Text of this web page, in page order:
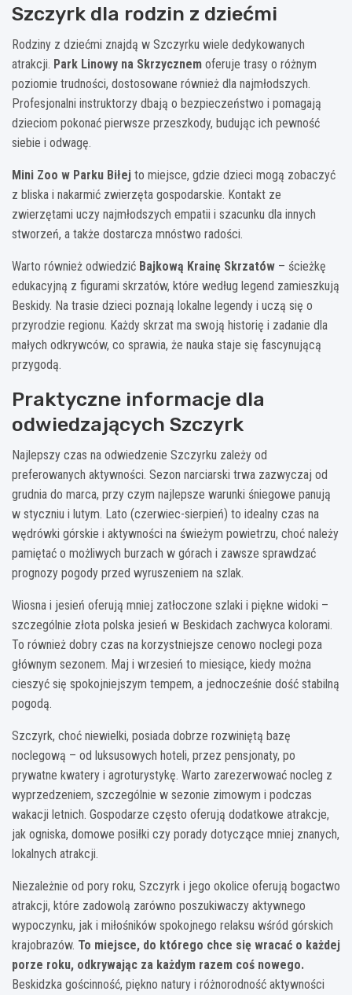
Szczyrk dla rodzin z dziećmi
Rodziny z dziećmi znajdą w Szczyrku wiele dedykowanych
atrakcji. Park Linowy na Skrzycznem oferuje trasy o różnym
poziomie trudności, dostosowane również dla najmłodszych.
Profesjonalni instruktorzy dbają o bezpieczeństwo i pomagają
dzieciom pokonać pierwsze przeszkody, budując ich pewność
siebie i odwagę.
Mini Zoo w Parku Biłej to miejsce, gdzie dzieci mogą zobaczyć
z bliska i nakarmić zwierzęta gospodarskie. Kontakt ze
zwierzętami uczy najmłodszych empatii i szacunku dla innych
stworzeń, a także dostarcza mnóstwo radości.
Warto również odwiedzić Bajkową Krainę Skrzatów – ścieżkę
edukacyjną z figurami skrzatów, które według legend zamieszkują
Beskidy. Na trasie dzieci poznają lokalne legendy i uczą się o
przyrodzie regionu. Każdy skrzat ma swoją historię i zadanie dla
małych odkrywców, co sprawia, że nauka staje się fascynującą
przygodą.
Praktyczne informacje dla
odwiedzających Szczyrk
Najlepszy czas na odwiedzenie Szczyrku zależy od
preferowanych aktywności. Sezon narciarski trwa zazwyczaj od
grudnia do marca, przy czym najlepsze warunki śniegowe panują
w styczniu i lutym. Lato (czerwiec-sierpień) to idealny czas na
wędrówki górskie i aktywności na świeżym powietrzu, choć należy
pamiętać o możliwych burzach w górach i zawsze sprawdzać
prognozy pogody przed wyruszeniem na szlak.
Wiosna i jesień oferują mniej zatłoczone szlaki i piękne widoki –
szczególnie złota polska jesień w Beskidach zachwyca kolorami.
To również dobry czas na korzystniejsze cenowo noclegi poza
głównym sezonem. Maj i wrzesień to miesiące, kiedy można
cieszyć się spokojniejszym tempem, a jednocześnie dość stabilną
pogodą.
Szczyrk, choć niewielki, posiada dobrze rozwiniętą bazę
noclegową – od luksusowych hoteli, przez pensjonaty, po
prywatne kwatery i agroturystykę. Warto zarezerwować nocleg z
wyprzedzeniem, szczególnie w sezonie zimowym i podczas
wakacji letnich. Gospodarze często oferują dodatkowe atrakcje,
jak ogniska, domowe posiłki czy porady dotyczące mniej znanych,
lokalnych atrakcji.
Niezależnie od pory roku, Szczyrk i jego okolice oferują bogactwo
atrakcji, które zadowolą zarówno poszukiwaczy aktywnego
wypoczynku, jak i miłośników spokojnego relaksu wśród górskich
krajobrazów. To miejsce, do którego chce się wracać o każdej
porze roku, odkrywając za każdym razem coś nowego.
Beskidzka gościnność, piękno natury i różnorodność aktywności